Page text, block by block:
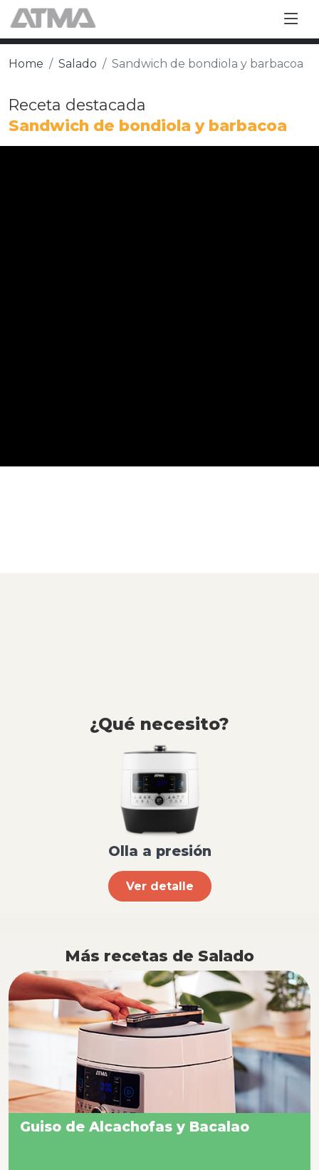
Home Salado Sandwich de bondiola y barbacoa
Receta destacada
Sandwich de bondiola y barbacoa
¿Qué necesito?
Olla a presión
Ver detalle
Más recetas de Salado
Guiso de Alcachofas y Bacalao